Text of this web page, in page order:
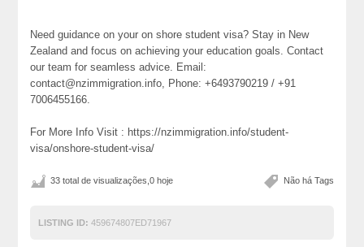
Need guidance on your on shore student visa? Stay in New
Zealand and focus on achieving your education goals. Contact
our team for seamless advice. Email:
contact@nzimmigration.info, Phone: +6493790219 / +91
7006455166.
For More Info Visit : https://nzimmigration.info/student-
visa/onshore-student-visa/
Não há Tags
33 total de visualizações,0 hoje
LISTING ID: 459674807ED71967